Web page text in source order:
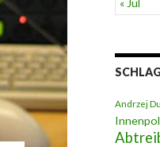
« Jul
Andrzej